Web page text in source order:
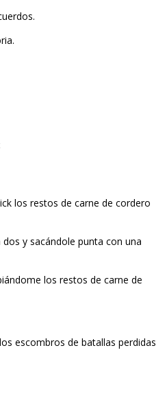
los restos de carne de cordero
y sacándole punta con una
los restos de carne de
escombros de batallas perdidas